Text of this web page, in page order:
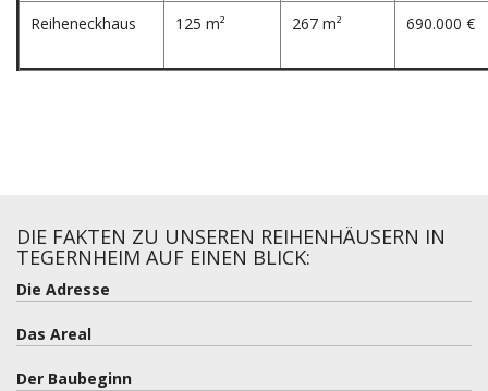
Reiheneckhaus 125 m² 267 m² 690.000 €
DIE FAKTEN ZU UNSEREN REIHENHÄUSERN IN
TEGERNHEIM AUF EINEN BLICK:
Die Adresse
Das Areal
Der Baubeginn